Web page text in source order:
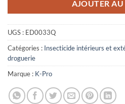
AJOUTER AU
UGS : ED0033Q
Catégories : Insecticide intérieurs et
droguerie
Marque : K-Pro